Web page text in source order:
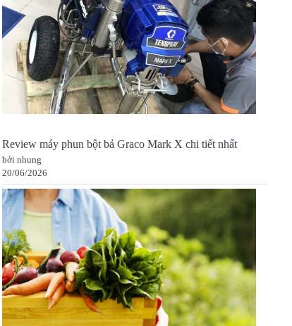
Review máy phun bột bả Graco Mark X chi tiết nhất
bởi nhung
20/06/2026